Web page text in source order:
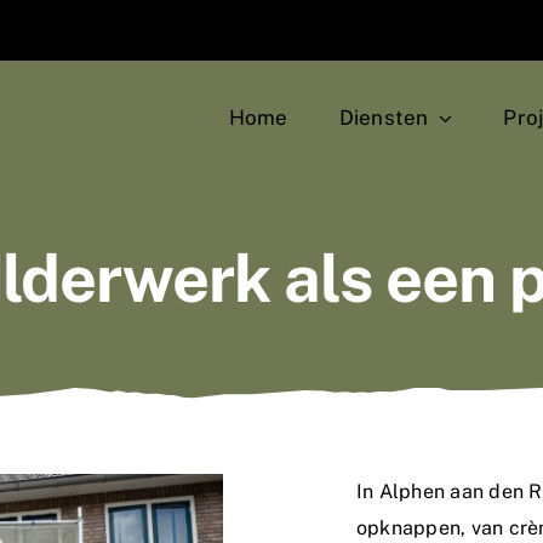
Home Diensten
als een
In Alphen aan den
opknappen, van